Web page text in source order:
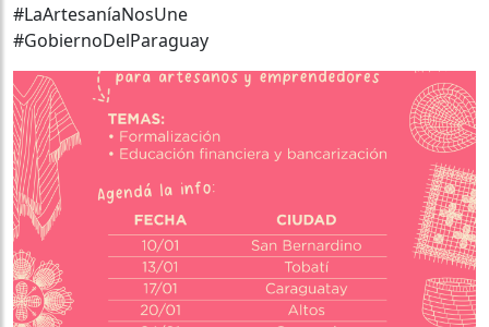
#LaArtesaníaNosUne
#GobiernoDelParaguay